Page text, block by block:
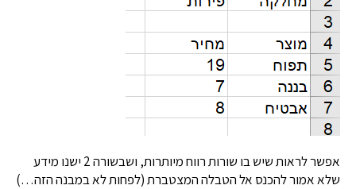
אפשר לראות שיש בו שורות רווח מיותרות, ושבשורה 2 ישנו מידע
אמור להכנס אל הטבלה המצטברת (לפחות לא במבנה הזה…)